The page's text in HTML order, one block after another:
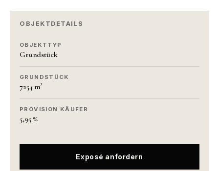
OBJEKTDETAILS
OBJEKTTYP
Grundstück
GRUNDSTÜCK
7254 m²
PROVISION KÄUFER
5,95 %
Exposé anfordern